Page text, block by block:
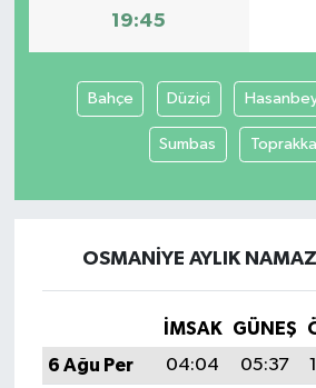
19:45
Bahçe Düziçi
Sumbas
OSMANIYE AYLIK NAMAZ
İMSAK GÜNEŞ
6 Ağu Per
04:04 05:37